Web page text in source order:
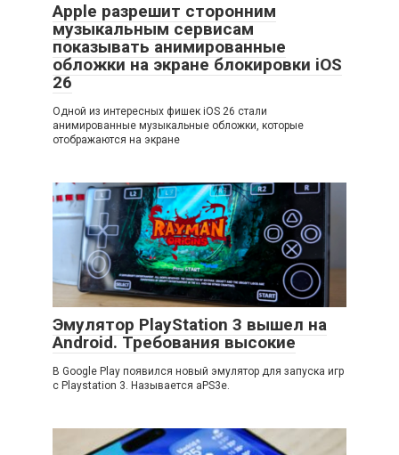
Apple разрешит сторонним
музыкальным сервисам
показывать анимированные
обложки на экране блокировки iOS
26
Одной из интересных фишек iOS 26 стали
анимированные музыкальные обложки, которые
отображаются на экране
Эмулятор PlayStation 3 вышел на
Android. Требования высокие
В Google Play появился новый эмулятор для запуска игр
с Playstation 3. Называется aPS3e.